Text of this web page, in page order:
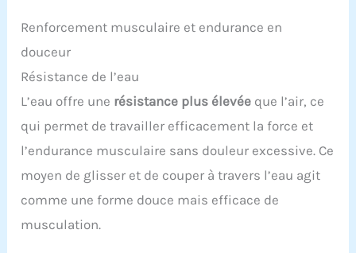
Renforcement musculaire et endurance en
douceur
Résistance de l’eau
L’eau offre une résistance plus élevée que l’air, ce
qui permet de travailler efficacement la force et
l’endurance musculaire sans douleur excessive. Ce
moyen de glisser et de couper à travers l’eau agit
comme une forme douce mais efficace de
musculation.